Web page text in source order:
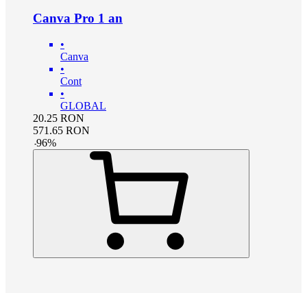
Canva Pro 1 an
•
Canva
•
Cont
•
GLOBAL
20.25 RON
571.65 RON
-96%